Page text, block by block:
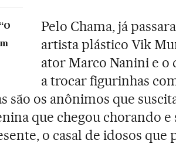
Pelo Chama, já
artista plástico Vik
ator Marco Nanini e o
a trocar figurinhas
são os anônimos que
que chegou chorando
o casal de idosos